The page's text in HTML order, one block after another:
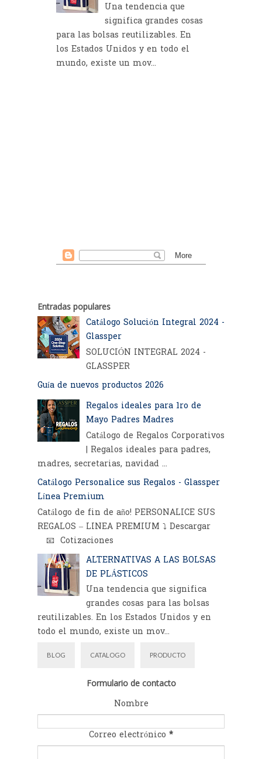
Una tendencia que
significa grandes cosas
para las bolsas reutilizables. En
los Estados Unidos y en todo el
mundo, existe un mov...
Entradas populares
Catálogo Solución Integral 2024 -
Glassper
SOLUCIÓN INTEGRAL 2024 -
GLASSPER
Guía de nuevos productos 2026
Regalos ideales para 1ro de
Mayo Padres Madres
Catálogo de Regalos Corporativos
| Regalos ideales para padres,
madres, secretarias, navidad ...
Catálogo Personalice sus Regalos - Glassper
Línea Premium
Catálogo de fin de año! PERSONALICE SUS
REGALOS – LINEA PREMIUM ⤵️ Descargar
📧 Cotizaciones
ALTERNATIVAS A LAS BOLSAS
DE PLÁSTICOS
Una tendencia que significa
grandes cosas para las bolsas
reutilizables. En los Estados Unidos y en
todo el mundo, existe un mov...
BLOG CATALOGO PRODUCTO
Formulario de contacto
Nombre
Correo electrónico *